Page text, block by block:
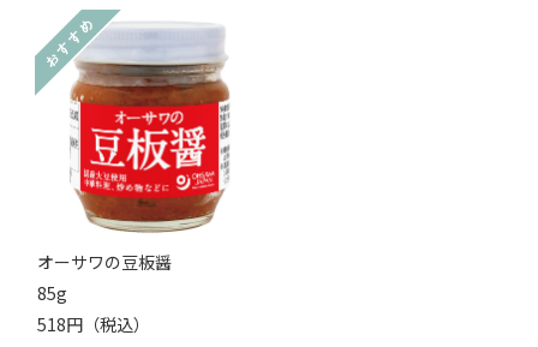
オーサワの豆板醤
85g
518円（税込）